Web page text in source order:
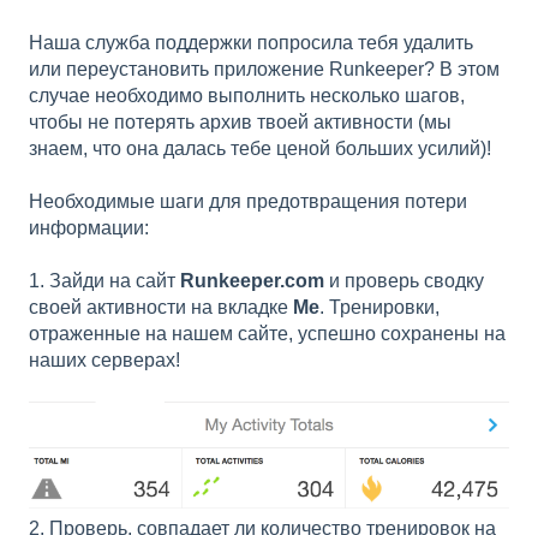
Наша служба поддержки попросила тебя удалить
или переустановить приложение Runkeeper? В этом
случае необходимо выполнить несколько шагов,
чтобы не потерять архив твоей активности (мы
знаем, что она далась тебе ценой больших усилий)!
Необходимые шаги для предотвращения потери
информации:
1. Зайди на сайт Runkeeper.com и проверь сводку
своей активности на вкладке Me. Тренировки,
отраженные на нашем сайте, успешно сохранены на
наших серверах!
2. Проверь, совпадает ли количество тренировок на